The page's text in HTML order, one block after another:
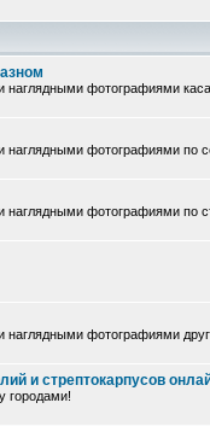
фотографиями
фотографиями по
фотографиями по
фотографиями
и стрептокарпусов
городами!